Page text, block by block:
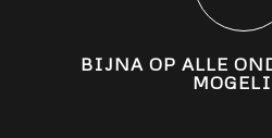
BIJNA OP ALLE